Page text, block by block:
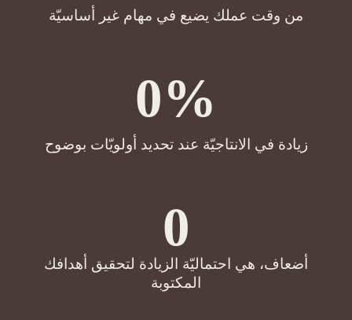
من وقت عملك يضيع في مهام غير أساسيّة
زيادة في الانتاجيّة عند تحديد أولويّات بوضوح
%
0
أضعاف، هي احتماليّة الزيادة لتحقيق أهدافك
المكتوبة